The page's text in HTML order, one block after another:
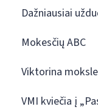
Dažniausiai
Mokesčių ABC
Viktorina
VMI kviečia į